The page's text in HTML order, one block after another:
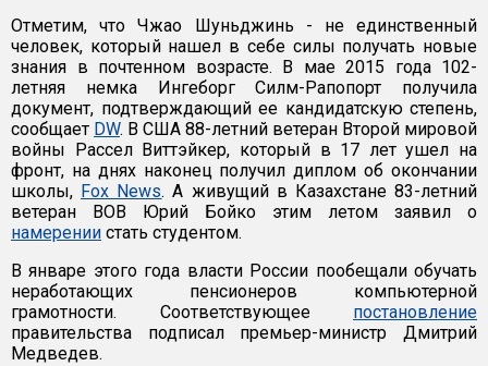
Отметим, что Чжао Шуньджинь - не единственный
человек, который нашел в себе силы получать новые
знания в почтенном возрасте. В мае 2015 года 102-
летняя немка Ингеборг Силм-Рапопорт получила
документ, подтверждающий ее кандидатскую степень,
сообщает DW. В США 88-летний ветеран Второй мировой
войны Рассел Виттэйкер, который в 17 лет ушел на
фронт, на днях наконец получил диплом об окончании
школы, Fox News. А живущий в Казахстане 83-летний
ветеран ВОВ Юрий Бойко этим летом заявил о
намерении стать студентом.
В январе этого года власти России пообещали обучать
неработающих пенсионеров компьютерной
грамотности. Соответствующее постановление
правительства подписал премьер-министр Дмитрий
Медведев.